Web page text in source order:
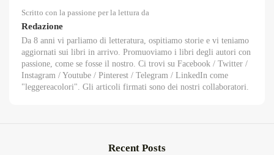
Scritto con la passione per la lettura da
Redazione
Da 8 anni vi parliamo di letteratura, ospitiamo storie e vi teniamo
aggiornati sui libri in arrivo. Promuoviamo i libri degli autori con
passione, come se fosse il nostro. Ci trovi su Facebook / Twitter /
Instagram / Youtube / Pinterest / Telegram / LinkedIn come
"leggereacolori". Gli articoli firmati sono dei nostri collaboratori.
Recent Posts